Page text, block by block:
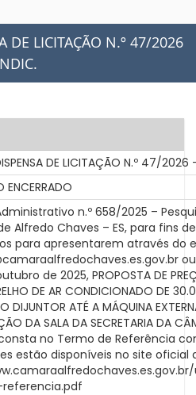
DE LICITAÇÃO N.º 47/2026
DE LICITAÇÃO N.º 47/2026
n.º 658/2025 –
Alfredo Chaves – ES, para fins
para apresentarem através do
de 2025, PROPOSTA DE
DE AR CONDICIONADO DE
DIJUNTOR ATÉ A MÁQUINA
DA SALA DA SECRETARIA DA
no Termo de Referência
estão disponíveis no site oficial